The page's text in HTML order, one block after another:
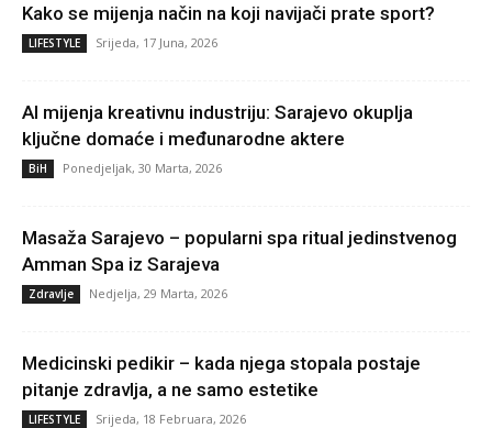
Kako se mijenja način na koji navijači prate sport?
LIFESTYLE Srijeda, 17 Juna, 2026
AI mijenja kreativnu industriju: Sarajevo okuplja
ključne domaće i međunarodne aktere
BiH Ponedjeljak, 30 Marta, 2026
Masaža Sarajevo – popularni spa ritual jedinstvenog
Amman Spa iz Sarajeva
Zdravlje Nedjelja, 29 Marta, 2026
Medicinski pedikir – kada njega stopala postaje
pitanje zdravlja, a ne samo estetike
LIFESTYLE Srijeda, 18 Februara, 2026